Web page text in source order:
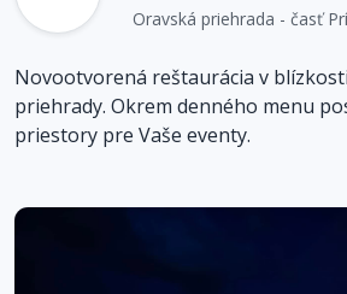
Oravská priehrada - časť
Novootvorená reštaurácia v
priehrady. Okrem denného menu
priestory pre Vaše eventy.